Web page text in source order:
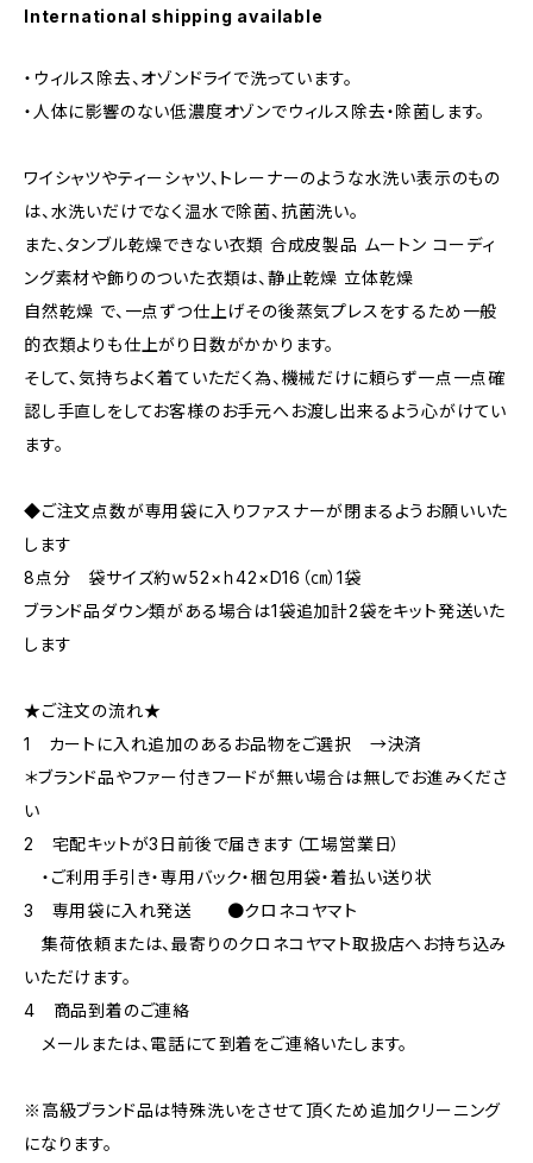
International shipping available
・ウィルス除去、オゾンドライで洗っています。
・⼈体に影響のない低濃度オゾンでウィルス除去・除菌します。
ワイシャツやティーシャツ、トレーナーのような⽔洗い表⽰のもの
は、⽔洗いだけでなく温⽔で除菌、抗菌洗い。
また、タンブル乾燥できない⾐類 合成⽪製品 ムートン コーディ
ング素材や飾りのついた⾐類は、静⽌乾燥 ⽴体乾燥
⾃然乾燥 で、⼀点ずつ仕上げその後蒸気プレスをするため⼀般
的⾐類よりも仕上がり⽇数がかかります。
そして、気持ちよく着ていただく為、機械だけに頼らず⼀点⼀点確
認し⼿直しをしてお客様のお⼿元へお渡し出来るよう⼼がけてい
ます。
◆ご注文点数が専用袋に入りファスナーが閉まるようお願いいた
します
8点分 袋サイズ約ｗ52×ｈ42×D16（㎝）1袋
ブランド品ダウン類がある場合は1袋追加計2袋をキット発送いた
します
★ご注文の流れ★
1 カートに入れ追加のあるお品物をご選択 →決済
＊ブランド品やファー付きフードが無い場合は無しでお進みくださ
い
2 宅配キットが3日前後で届きます（工場営業日）
・ご利用手引き・専用バック・梱包用袋・着払い送り状
3 専用袋に入れ発送 ●クロネコヤマト
集荷依頼または、最寄りのクロネコヤマト取扱店へお持ち込み
いただけます。
4 商品到着のご連絡
メールまたは、電話にて到着をご連絡いたします。
※高級ブランド品は特殊洗いをさせて頂くため追加クリーニング
になります。